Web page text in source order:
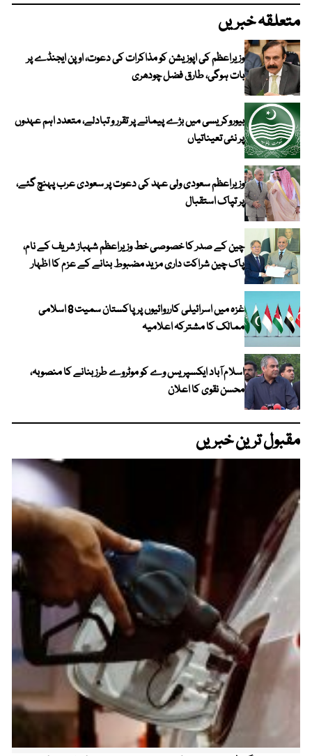
متعلقہ خبریں
وزیراعظم کی اپوزیشن کو مذاکرات کی دعوت، اوپن ایجنڈے پر
بات ہوگی، طارق فضل چودھری
بیوروکریسی میں بڑے پیمانے پر تقرر و تبادلے، متعدد اہم عہدوں
پر نئی تعیناتیاں
وزیراعظم سعودی ولی عہد کی دعوت پر سعودی عرب پہنچ گئے،
پر تپاک استقبال
چین کے صدر کا خصوصی خط وزیراعظم شہباز شریف کے نام،
پاک چین شراکت داری مزید مضبوط بنانے کے عزم کا اظہار
غزہ میں اسرائیلی کارروائیوں پر پاکستان سمیت 8 اسلامی
ممالک کا مشترکہ اعلامیہ
اسلام آباد ایکسپریس وے کو موٹروے طرز بنانے کا منصوبہ،
محسن نقوی کا اعلان
مقبول ترین خبریں